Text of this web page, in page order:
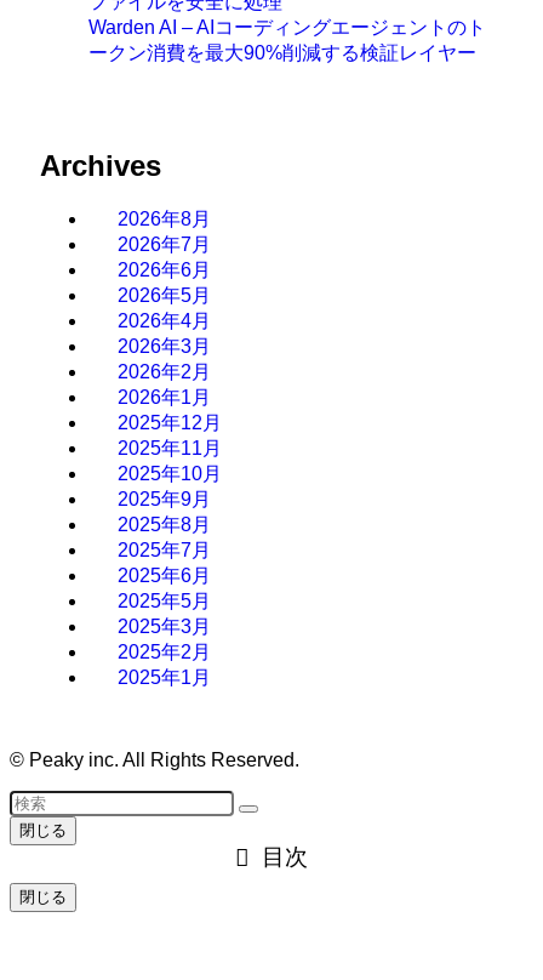
Warden AI – AIコーディングエージェントのト
ークン消費を最大90%削減する検証レイヤー
Archives
2026年8月
2026年7月
2026年6月
2026年5月
2026年4月
2026年3月
2026年2月
2026年1月
2025年12月
2025年11月
2025年10月
2025年9月
2025年8月
2025年7月
2025年6月
2025年5月
2025年3月
2025年2月
2025年1月
© Peaky inc. All Rights Reserved.
閉じる
目次
閉じる